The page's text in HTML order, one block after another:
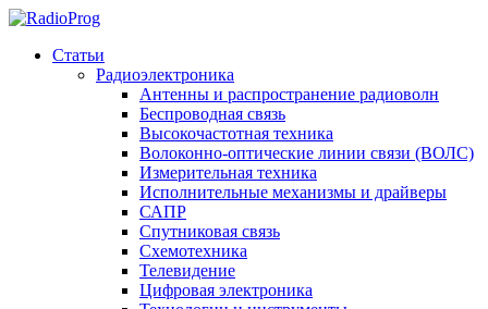
Статьи
Радиоэлектроника
Антенны и распространение радиоволн
Беспроводная связь
Высокочастотная техника
Волоконно-оптические линии связи (ВОЛС)
Измерительная техника
Исполнительные механизмы и драйверы
САПР
Спутниковая связь
Схемотехника
Телевидение
Цифровая электроника